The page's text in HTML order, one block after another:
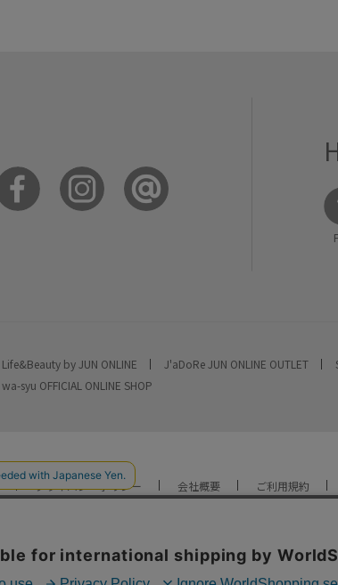
Life&Beauty by JUN ONLINE J'aDoRe JUN ONLINE OUTLET
wa-syu OFFICIAL ONLINE SHOP
プライバシーポリシー 会社概要 ご利用規約
YOU ARE CULTURE.